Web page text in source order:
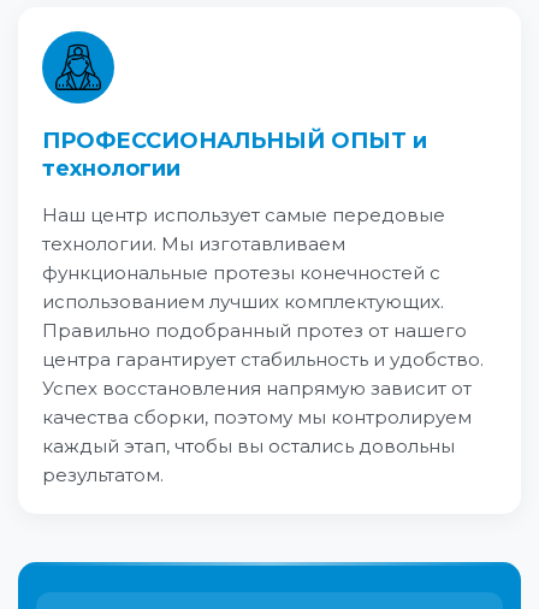
ПРОФЕССИОНАЛЬНЫЙ ОПЫТ и
технологии
Наш центр использует самые передовые
технологии. Мы изготавливаем
функциональные протезы конечностей с
использованием лучших комплектующих.
Правильно подобранный протез от нашего
центра гарантирует стабильность и удобство.
Успех восстановления напрямую зависит от
качества сборки, поэтому мы контролируем
каждый этап, чтобы вы остались довольны
результатом.